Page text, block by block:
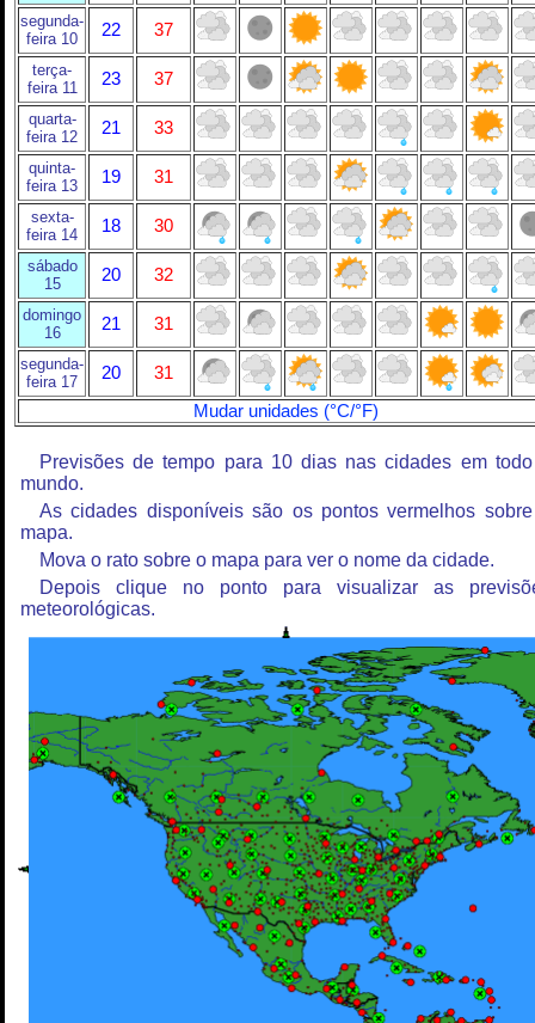
segunda-
feira 10
22 37
terça-
feira 11
23 37
quarta-
feira 12
21 33
quinta-
feira 13
19 31
sexta-
feira 14
18 30
sábado
15
20 32
domingo
16
21 31
segunda-
feira 17
20
31
Mudar unidades (°C/°F)
Previsões de tempo para 10 dias nas cidades em
mundo.
As cidades disponíveis são os pontos vermelhos
mapa.
Mova o rato sobre o mapa para ver o nome da cidade.
Depois clique no ponto para visualizar as
meteorológicas.